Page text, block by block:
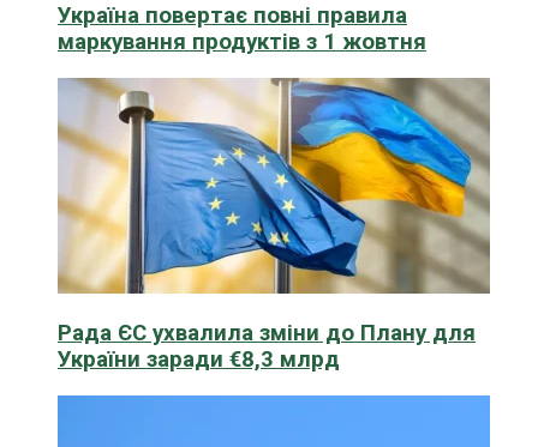
Україна повертає повні правила
маркування продуктів з 1 жовтня
Рада ЄС ухвалила зміни до Плану для
України заради €8,3 млрд